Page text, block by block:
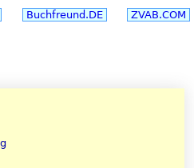
Buchfreund.DE
ZVAB.COM